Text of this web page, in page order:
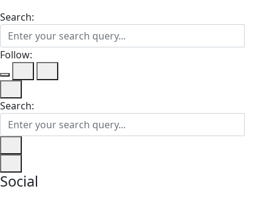
Search:
Follow:
Search:
Social